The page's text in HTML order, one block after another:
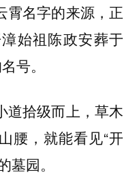
霄名字的来源，正
始祖陈政安葬于
号。
道拾级而上，草木
腰，就能看见“开
墓园。